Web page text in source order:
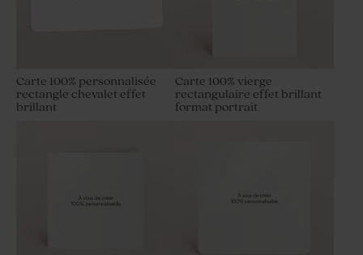
Carte 100% personnalisée
rectangle chevalet effet
brillant
Carte 100% vierge
rectangulaire effet brillant
format portrait